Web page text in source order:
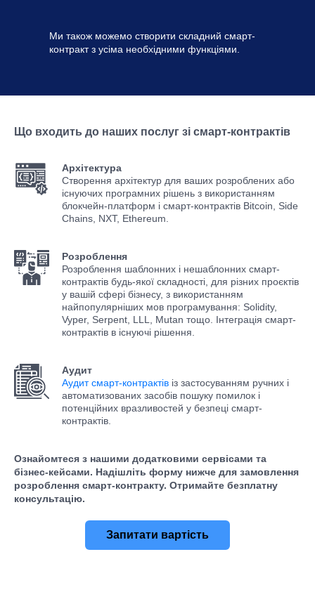
Ми також можемо створити складний смарт-
контракт з усіма необхідними функціями.
Що входить до наших послуг зі смарт-контрактів
Архітектура
Створення архітектур для ваших розроблених або
існуючих програмних рішень з використанням
блокчейн-платформ і смарт-контрактів Bitcoin, Side
Chains, NXT, Ethereum.
Розроблення
Розроблення шаблонних і нешаблонних смарт-
контрактів будь-якої складності, для різних проєктів
у вашій сфері бізнесу, з використанням
найпопулярніших мов програмування: Solidity,
Vyper, Serpent, LLL, Mutan тощо. Інтеграція смарт-
контрактів в існуючі рішення.
Аудит
Аудит смарт-контрактів із застосуванням ручних і
автоматизованих засобів пошуку помилок і
потенційних вразливостей у безпеці смарт-
контрактів.
Ознайомтеся з нашими додатковими сервісами та
бізнес-кейсами. Надішліть форму нижче для замовлення
розроблення смарт-контракту. Отримайте безплатну
консультацію.
Запитати вартість